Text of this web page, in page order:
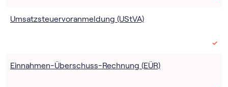
Umsatz­steuer­voranmeldung (UStVA)
Einnahmen-Überschuss-Rechnung (EÜR)